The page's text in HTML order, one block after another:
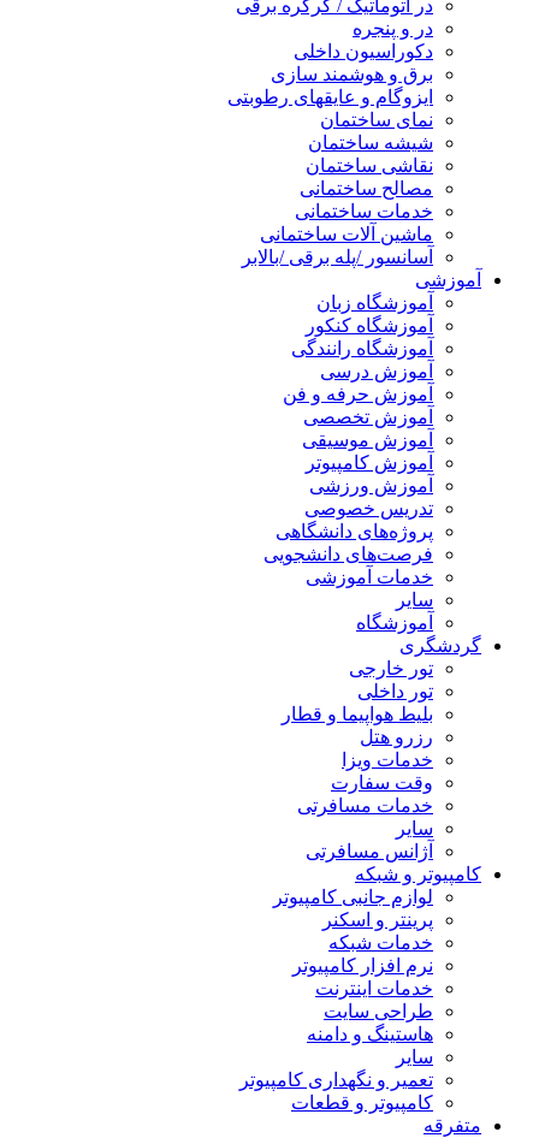
در اتوماتیک / کرکره برقی
در و پنجره
دکوراسیون داخلی
برق و هوشمند سازی
ایزوگام و عایقهای رطوبتی
نمای ساختمان
شیشه ساختمان
نقاشی ساختمان
مصالح ساختمانی
خدمات ساختمانی
ماشین آلات ساختمانی
آسانسور /پله برقی /بالابر
آموزشی
آموزشگاه زبان
آموزشگاه کنکور
آموزشگاه رانندگی
آموزش درسی
آموزش حرفه و فن
آموزش تخصصی
آموزش موسیقی
آموزش کامپیوتر
آموزش ورزشی
تدریس خصوصی
پروژه‌های دانشگاهی
فرصت‌های دانشجویی
خدمات آموزشی
سایر
آموزشگاه
گردشگری
تور خارجی
تور داخلی
بلیط هواپیما و قطار
رزرو هتل
خدمات ویزا
وقت سفارت
خدمات مسافرتی
سایر
آژانس مسافرتی
کامپیوتر و شبکه
لوازم جانبی کامپیوتر
پرینتر و اسکنر
خدمات شبکه
نرم افزار کامپیوتر
خدمات اینترنت
طراحی سایت
هاستینگ و دامنه
سایر
تعمیر و نگهداری کامپیوتر
کامپیوتر و قطعات
متفرقه